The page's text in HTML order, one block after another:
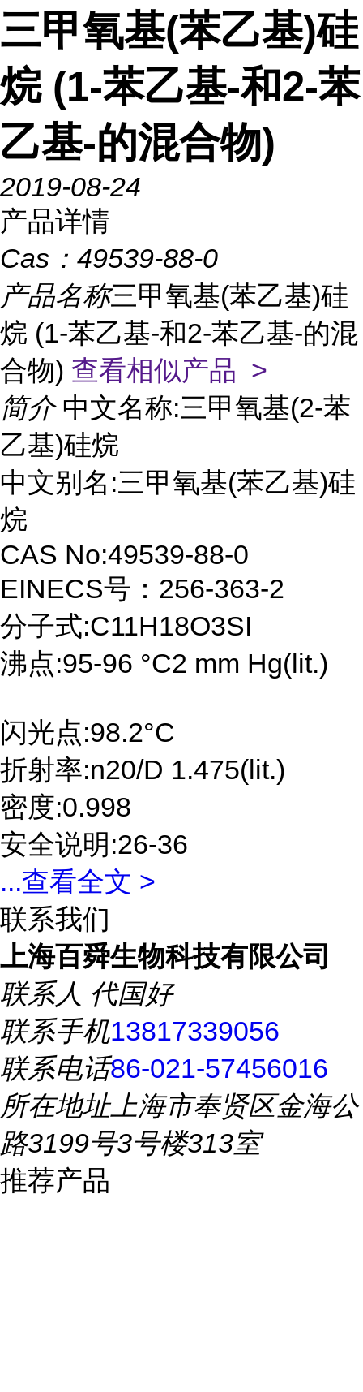
三甲氧基(苯乙基)硅
烷 (1-苯乙基-和2-苯
乙基-的混合物)
2019-08-24
产品详情
Cas： 49539-88-0
产品名称三甲氧基(苯乙基)硅
烷 (1-苯乙基-和2-苯乙基-的混
合物) 查看相似产品 >
简介 中文名称:三甲氧基(2-苯
乙基)硅烷
中文别名:三甲氧基(苯乙基)硅
烷
CAS No:49539-88-0
EINECS号：256-363-2
分子式:C11H18O3SI
沸点:95-96 °C2 mm Hg(lit.)
闪光点:98.2°C
折射率:n20/D 1.475(lit.)
密度:0.998
安全说明:26-36
...查看全文 >
联系我们
上海百舜生物科技有限公司
联系人 代国好
联系手机13817339056
联系电话86-021-57456016
所在地址上海市奉贤区金海公
路3199号3号楼313室
推荐产品